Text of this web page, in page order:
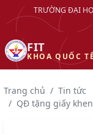
TRƯỜNG ĐẠI
FIT
KHOA QUỐC TẾ
Trang chủ
Tin tức
QĐ tặng giấy